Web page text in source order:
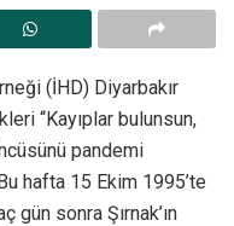
(İHD) Diyarbakır
“Kayıplar bulunsun,
pandemi
hafta 15 Ekim 1995’te
sonra Şırnak’ın